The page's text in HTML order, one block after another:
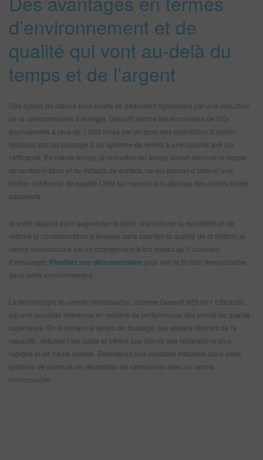
d’environnement et de
qualité qui vont au-delà du
temps et de l’argent
Des cycles de cabine plus courts se traduisent également par une réduction
de la consommation d’énergie. Glasurit estime les économies de CO₂
équivalentes à plus de 7 000 livres par an pour des opérations d’atelier
typiques lors du passage à un système de vernis à une couche axé sur
l’efficacité. En même temps, la réduction du temps ouvert diminue le risque
de contamination et de défauts de surface, ce qui permet d’obtenir une
finition cohérente de qualité OEM qui répond aux attentes des clients et des
assureurs.
Si votre objectif est d’augmenter le débit, d’améliorer la rentabilité et de
réduire la consommation d’énergie sans sacrifier la qualité de la finition, le
vernis monocouche est un changement à fort impact qu’il convient
d’envisager. Planifiez une démonstration pour voir la finition monocouche
dans votre environnement.
La technologie du vernis monocouche, comme Glasurit 923-001 Efficacité,
est une nouvelle référence en matière de performance des vernis de qualité
supérieure. En éliminant le temps de flashage, les ateliers libèrent de la
capacité, réduisent les coûts et offrent aux clients des réparations plus
rapides et de haute qualité. Débloquez une véritable efficacité dans votre
système de peinture de réparation de carrosserie avec un vernis
monocouche.